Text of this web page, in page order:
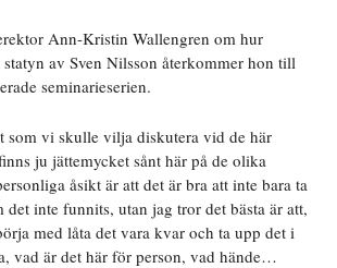
Ann-Kristin Wallengren om hur
statyn av Sven Nilsson återkommer hon till
seminarieserien.
som vi skulle vilja diskutera vid de här
ju jättemycket sånt här på de olika
åsikt är att det är bra att inte bara ta
det inte funnits, utan jag tror det bästa är att,
med låta det vara kvar och ta upp det i
vad är det här för person, vad hände…